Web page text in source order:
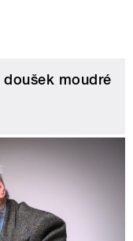
doušek moudré